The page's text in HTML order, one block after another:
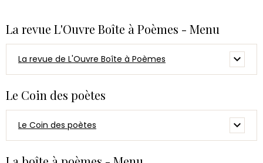
La revue L'Ouvre Boîte à Poèmes - Menu
La revue de L'Ouvre Boîte à Poèmes
Le Coin des poètes
Le Coin des poètes